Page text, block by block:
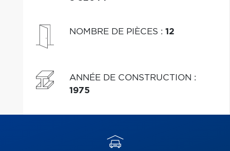
NOMBRE DE PIÈCES : 12
ANNÉE DE CONSTRUCTION :
1975